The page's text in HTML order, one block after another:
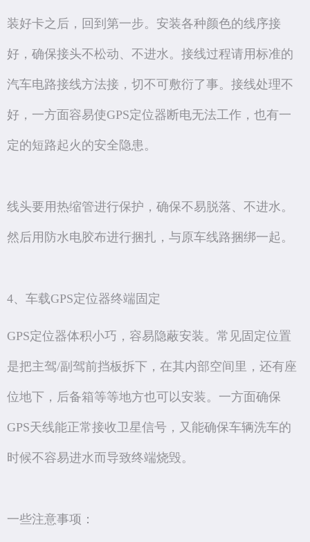
装好卡之后，回到第一步。安装各种颜色的线序接
好，确保接头不松动、不进水。接线过程请用标准的
汽车电路接线方法接，切不可敷衍了事。接线处理不
好，一方面容易使GPS定位器断电无法工作，也有一
定的短路起火的安全隐患。
线头要用热缩管进行保护，确保不易脱落、不进水。
然后用防水电胶布进行捆扎，与原车线路捆绑一起。
4、车载GPS定位器终端固定
GPS定位器体积小巧，容易隐蔽安装。常见固定位置
是把主驾/副驾前挡板拆下，在其内部空间里，还有座
位地下，后备箱等等地方也可以安装。一方面确保
GPS天线能正常接收卫星信号，又能确保车辆洗车的
时候不容易进水而导致终端烧毁。
一些注意事项：